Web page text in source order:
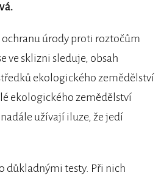
ochranu úrody proti roztočům
ve sklizni sleduje, obsah
ekologického zemědělství
ekologického zemědělství
užívají iluze, že jedí
důkladnými testy. Při nich